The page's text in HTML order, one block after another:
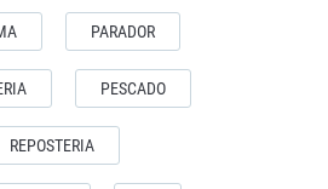
PARADOR
PESCADO
REPOSTERIA